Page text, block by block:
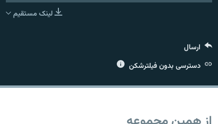
لینک مستقیم
ارسال
دسترسی بدون فیلترشکن